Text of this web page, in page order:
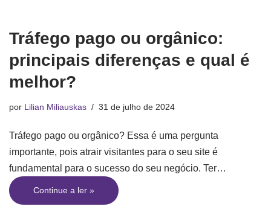
Tráfego pago ou orgânico:
principais diferenças e qual é
melhor?
por Lilian Miliauskas 31 de julho de 2024
Tráfego pago ou orgânico? Essa é uma pergunta
importante, pois atrair visitantes para o seu site é
fundamental para o sucesso do seu negócio. Ter…
Continue a ler »